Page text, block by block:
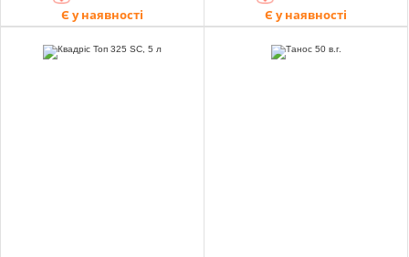
Є у наявності Є у наявності